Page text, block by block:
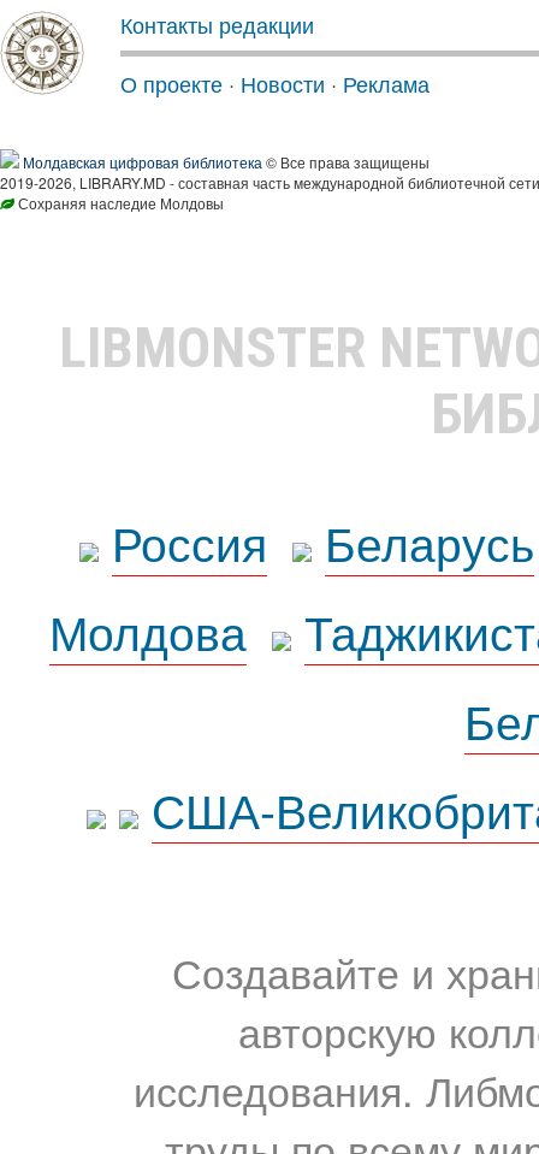
Контакты редакции
О проекте · Новости · Реклама
Молдавская цифровая библиотека © Все права защищены
2019-2026, LIBRARY.MD - составная часть международной библиотечной
Сохраняя наследие Молдовы
LIBMONSTER
Россия
Беларусь
Молдова
США-
Создавайте и
авторскую
исследования.